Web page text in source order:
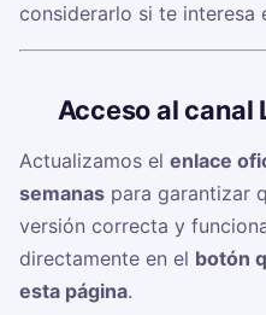
considerarlo si te interesa
Acceso al canal
Actualizamos el enlace
semanas para garantizar
versión correcta y
directamente en el botón
esta página.